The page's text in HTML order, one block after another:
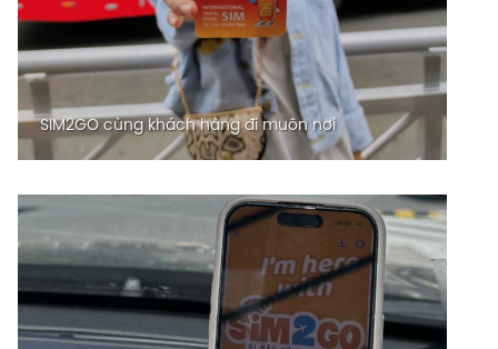
SIM2GO cùng khách hàng đi muôn nơi